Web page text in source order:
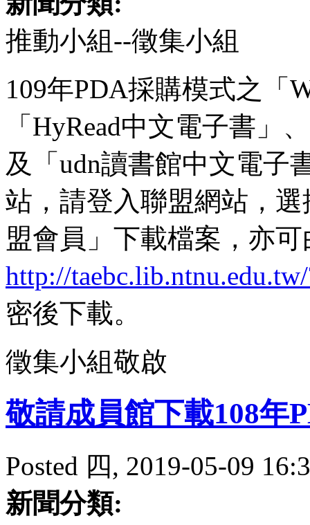
推動小組--徵集小組
109年PDA採購模式之「
「HyRead中文電子書」
及「udn讀書館中文電子
站，請登入聯盟網站，
盟會員」下載檔案，亦
http://
密後下載。
徵集小組敬啟
敬請成員館下載108年
Posted 四, 2019-05-09
新聞分類: